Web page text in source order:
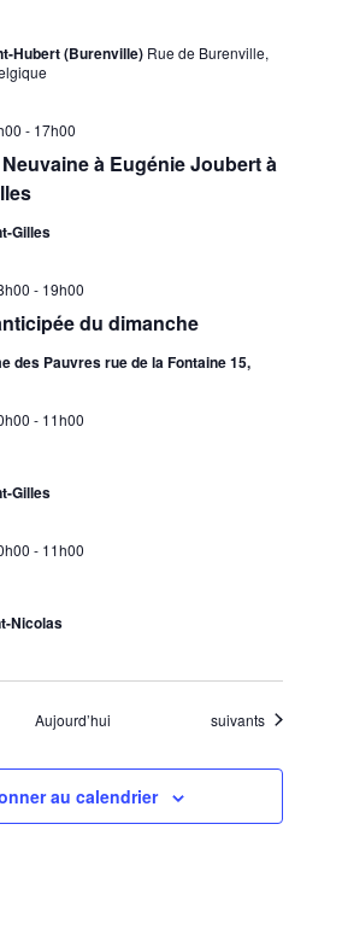
Hubert (Burenville) Rue de Burenville,
à Eugénie Joubert à
- 17h00
Gilles
du dimanche
- 19h00
des Pauvres rue de la Fontaine 15,
- 11h00
Gilles
- 11h00
Nicolas
Aujourd’hui Évènements
suivants
au calendrier